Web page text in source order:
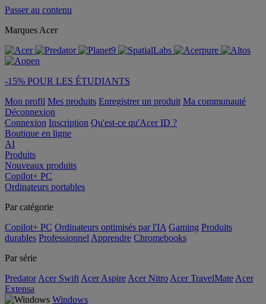
Passer au contenu
Marques Acer
-15% POUR LES ÉTUDIANTS
Mon profil Mes produits Enregistrer un produit Ma communauté
Déconnexion
Connexion Inscription Qu'est-ce qu'Acer ID ?
Boutique en ligne
AI
Produits
Nouveaux produits
Copilot+ PC
Ordinateurs portables
Par catégorie
Copilot+ PC Ordinateurs optimisés par l'IA Gaming Produits
durables Professionnel Apprendre Chromebooks
Par série
Predator Acer Swift Acer Aspire Acer Nitro Acer TravelMate Acer
Extensa
Windows